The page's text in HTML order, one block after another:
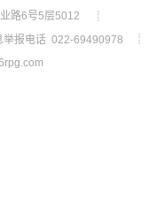
路6号5层5012
┊
举报电话 022-69490978
┊